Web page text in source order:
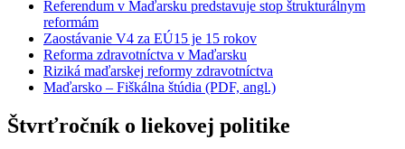
Referendum v Maďarsku predstavuje stop štrukturálnym
reformám
Zaostávanie V4 za EÚ15 je 15 rokov
Reforma zdravotníctva v Maďarsku
Riziká maďarskej reformy zdravotníctva
Maďarsko – Fiškálna štúdia (PDF, angl.)
Štvrťročník o liekovej politike